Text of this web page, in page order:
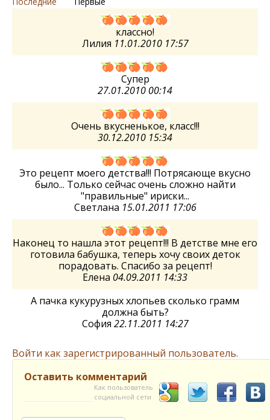
классно!
Лилия 11.01.2010 17:57
Супер
27.01.2010 00:14
Очень вкусненькое, класс!!!
30.12.2010 15:34
Это рецепт моего детства!!! Потрясающе вкусно
было... Только сейчас очень сложно найти
"правильные" ириски...
Светлана 15.01.2011 17:06
Наконец то нашла этот рецепт!!! В детстве мне его
готовила бабушка, теперь хочу своих деток
порадовать. Спасибо за рецепт!
Елена 04.09.2011 14:33
А пачка кукурузных хлопьев сколько грамм
должна быть?
София 22.11.2011 14:27
Войти как зарегистрированный пользователь.
Оставить комментарий
Как пользователь
социальной сети